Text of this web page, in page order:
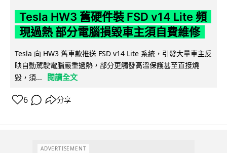
Tesla HW3 舊硬件裝 FSD v14 Lite 頻
現過熱 部分電腦損毀車主須自費維修
Tesla 向 HW3 舊車款推送 FSD v14 Lite 系統，引發大量車主反
映自動駕駛電腦嚴重過熱，部分更觸發高溫保護甚至直接燒
毀，須...
閱讀全文
6 分享
ADVERTISEMENT